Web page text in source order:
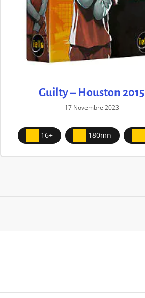
Guilty – Houston 2015
17 Novembre 2023
16+ 180mn